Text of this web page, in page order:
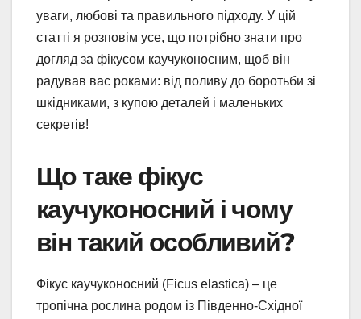
уваги, любові та правильного підходу. У цій
статті я розповім усе, що потрібно знати про
догляд за фікусом каучуконосним, щоб він
радував вас роками: від поливу до боротьби зі
шкідниками, з купою деталей і маленьких
секретів!
Що таке фікус
каучуконосний і чому
він такий особливий?
Фікус каучуконосний (Ficus elastica) – це
тропічна рослина родом із Південно-Східної